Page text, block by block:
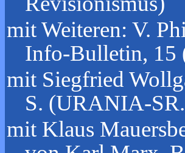
mit Weiteren: V.
Info-Bulletin, 15
mit Siegfried
S. (URANIA-
mit Klaus